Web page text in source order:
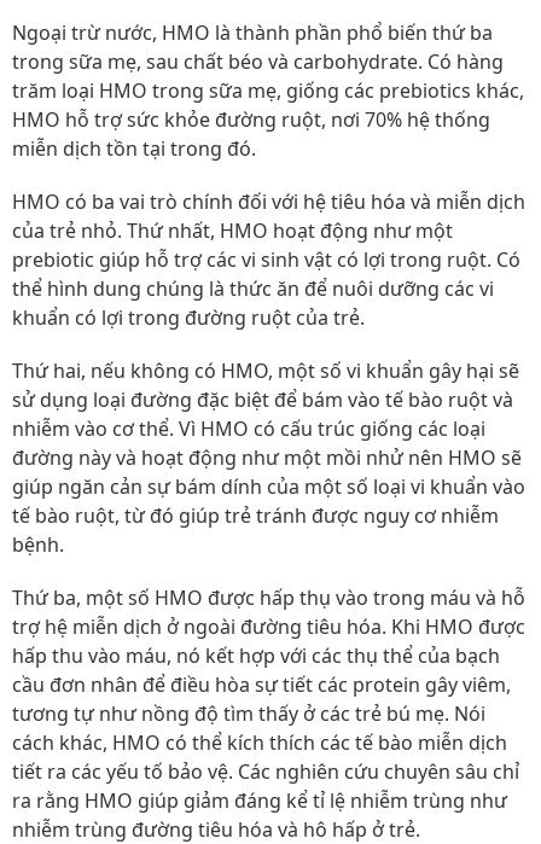
Ngoại trừ nước, HMO là thành phần phổ biến thứ ba
trong sữa mẹ, sau chất béo và carbohydrate. Có hàng
trăm loại HMO trong sữa mẹ, giống các prebiotics khác,
HMO hỗ trợ sức khỏe đường ruột, nơi 70% hệ thống
miễn dịch tồn tại trong đó.
HMO có ba vai trò chính đối với hệ tiêu hóa và miễn dịch
của trẻ nhỏ. Thứ nhất, HMO hoạt động như một
prebiotic giúp hỗ trợ các vi sinh vật có lợi trong ruột. Có
thể hình dung chúng là thức ăn để nuôi dưỡng các vi
khuẩn có lợi trong đường ruột của trẻ.
Thứ hai, nếu không có HMO, một số vi khuẩn gây hại sẽ
sử dụng loại đường đặc biệt để bám vào tế bào ruột và
nhiễm vào cơ thể. Vì HMO có cấu trúc giống các loại
đường này và hoạt động như một mồi nhử nên HMO sẽ
giúp ngăn cản sự bám dính của một số loại vi khuẩn vào
tế bào ruột, từ đó giúp trẻ tránh được nguy cơ nhiễm
bệnh.
Thứ ba, một số HMO được hấp thụ vào trong máu và hỗ
trợ hệ miễn dịch ở ngoài đường tiêu hóa. Khi HMO được
hấp thu vào máu, nó kết hợp với các thụ thể của bạch
cầu đơn nhân để điều hòa sự tiết các protein gây viêm,
tương tự như nồng độ tìm thấy ở các trẻ bú mẹ. Nói
cách khác, HMO có thể kích thích các tế bào miễn dịch
tiết ra các yếu tố bảo vệ. Các nghiên cứu chuyên sâu chỉ
ra rằng HMO giúp giảm đáng kể tỉ lệ nhiễm trùng như
nhiễm trùng đường tiêu hóa và hô hấp ở trẻ.